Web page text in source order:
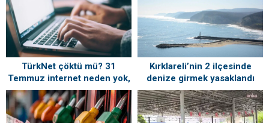
TürkNet çöktü mü? 31
Temmuz internet neden yok,
ne zaman gelecek?
Kırklareli’nin 2 ilçesinde
denize girmek yasaklandı